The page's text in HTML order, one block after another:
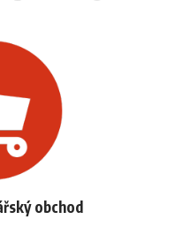
obchod